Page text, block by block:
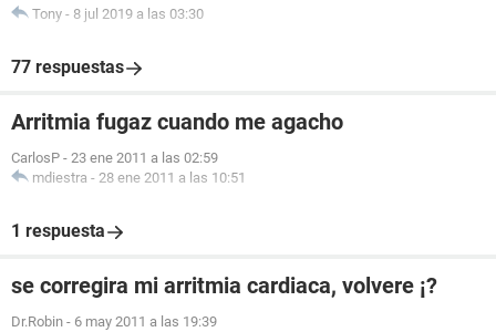
Tony - 8 jul 2019 a las 03:30
77 respuestas
Arritmia fugaz cuando me agacho
CarlosP - 23 ene 2011 a las 02:59
mdiestra - 28 ene 2011 a las 10:51
1 respuesta
se corregira mi arritmia cardiaca, volvere ¡?
Dr.Robin - 6 may 2011 a las 19:39